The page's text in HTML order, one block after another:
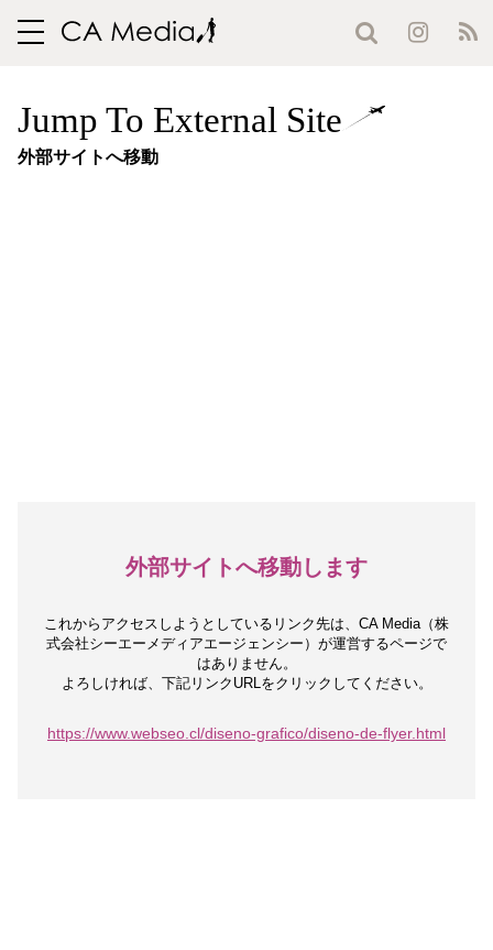
toggle
Jump To External Site
外部サイトへ移動
外部サイトへ移動します
これからアクセスしようとしているリンク先は、 CA Media（株
式会社シーエーメディアエージェンシー）が運営するページで
はありません。
よろしければ、下記リンクURLをクリックしてください。
https://www.webseo.cl/diseno-grafico/diseno-de-flyer.html